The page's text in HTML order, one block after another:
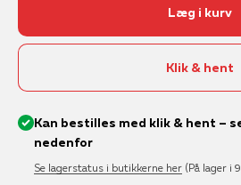
Læg i kurv
Klik & hent
Kan bestilles med klik & hent –
nedenfor
Se lagerstatus i butikkerne her (På lager i